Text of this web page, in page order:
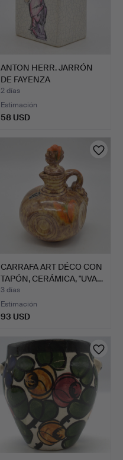
ANTON HERR. JARRÓN
DE FAYENZA
CRAQUELADA, …
2 días
Estimación
58 USD
CARRAFA ART DÉCO CON
TAPÓN, CERÁMICA, "UVA…
3 días
Estimación
93 USD